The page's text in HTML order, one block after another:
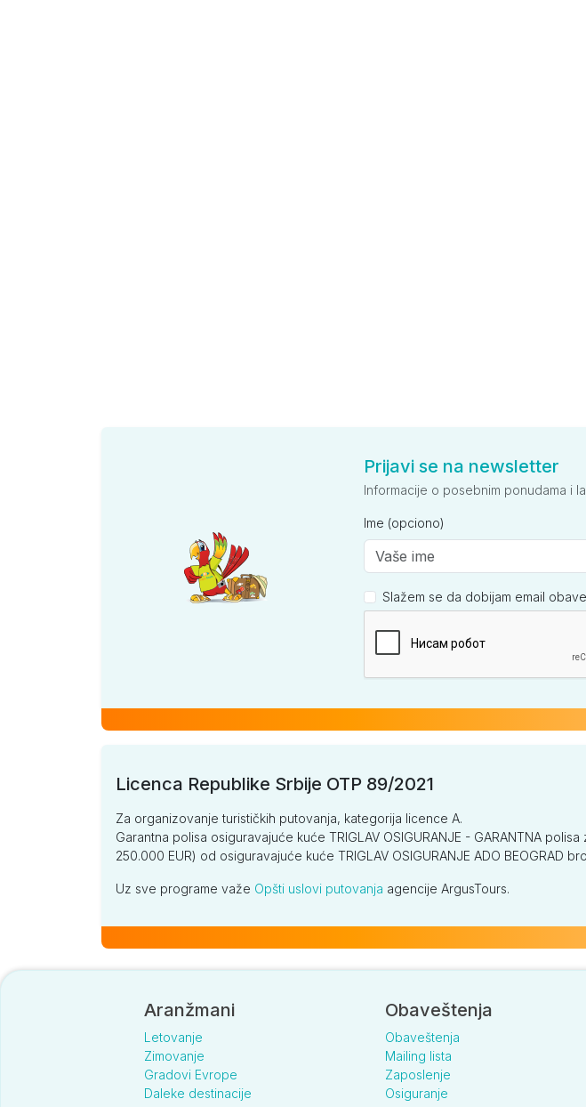
Prijavi se na newsletter
Informacije o posebnim ponudama i
Ime (opciono)
Slažem se da dobijam email
Licenca Republike Srbije OTP 89/2021
Za organizovanje turističkih putovanja, kategorija licence A.
Garantna polisa osiguravajuće kuće TRIGLAV OSIGURANJE - GARANTNA
250.000 EUR) od osiguravajuće kuće TRIGLAV OSIGURANJE ADO BEOGRAD
Uz sve programe važe Opšti uslovi putovanja agencije ArgusTours.
Aranžmani
Letovanje
Zimovanje
Gradovi Evrope
Daleke destinacije
Obaveštenja
Obaveštenja
Mailing lista
Zaposlenje
Osiguranje